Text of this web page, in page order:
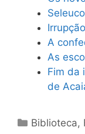
A
As
Fim da
de
Categorias
Biblioteca,